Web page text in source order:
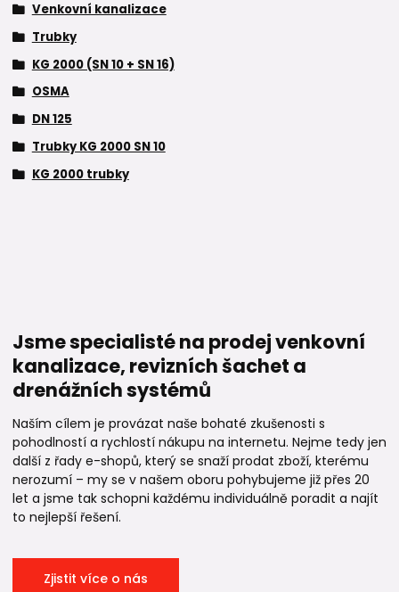
Venkovní kanalizace
Trubky
KG 2000 (SN 10 + SN 16)
OSMA
DN 125
Trubky KG 2000 SN 10
KG 2000 trubky
Jsme specialisté na prodej venkovní
kanalizace, revizních šachet a
drenážních systémů
Naším cílem je provázat naše bohaté zkušenosti s
pohodlností a rychlostí nákupu na internetu. Nejme tedy jen
další z řady e-shopů, který se snaží prodat zboží, kterému
nerozumí – my se v našem oboru pohybujeme již přes 20
let a jsme tak schopni každému individuálně poradit a najít
to nejlepší řešení.
Zjistit více o nás